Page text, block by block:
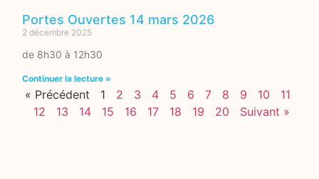
Portes Ouvertes 14 mars 2026
2 décembre 2025
de 8h30 à 12h30
Continuer la lecture »
« Précédent 1 2 3 4 5 6 7 8 9 10
11
12
13 14 15 16 17 18 19 20 Suivant »